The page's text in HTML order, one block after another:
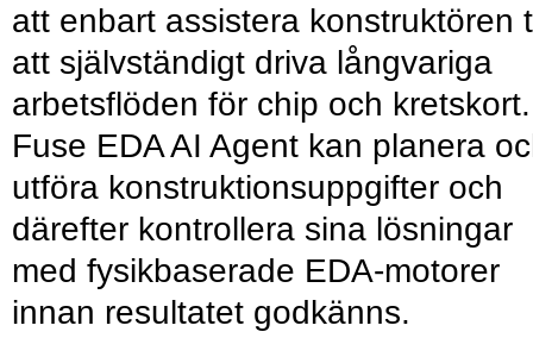
att enbart assistera konstruktören
att självständigt driva långvariga
arbetsflöden för chip och kretskort.
Fuse EDA AI Agent kan planera
utföra konstruktionsuppgifter och
därefter kontrollera sina lösningar
med fysikbaserade EDA-motorer
innan resultatet godkänns.